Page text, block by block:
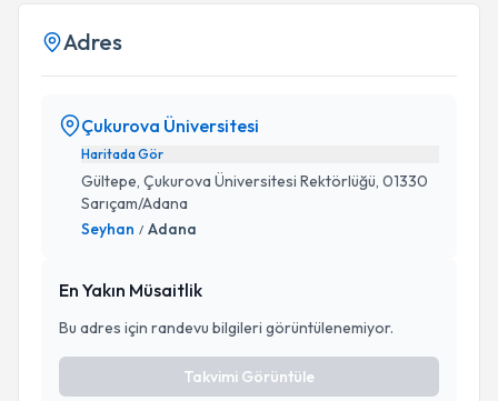
Adres
Çukurova Üniversitesi
Haritada Gör
Gültepe, Çukurova Üniversitesi Rektörlüğü, 01330
Sarıçam/Adana
Seyhan / Adana
En Yakın Müsaitlik
Bu adres için randevu bilgileri görüntülenemiyor.
Takvimi Görüntüle